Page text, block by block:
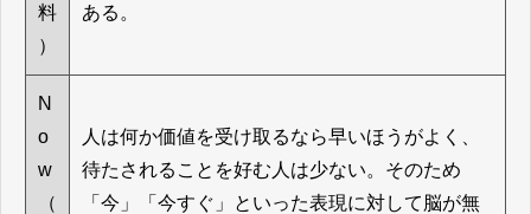
料
）
ある。
N
o
w
（
人は何か価値を受け取るなら早いほうがよく、
待たされることを好む人は少ない。そのため
「今」「今すぐ」といった表現に対して脳が無